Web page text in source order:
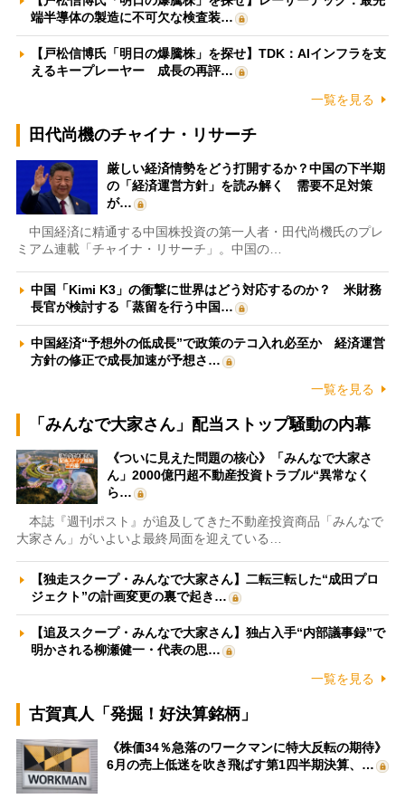
端半導体の製造に不可欠な検査装…
【戸松信博氏「明日の爆騰株」を探せ】TDK：AIインフラを支
えるキープレーヤー 成長の再評…
一覧を見る
田代尚機のチャイナ・リサーチ
厳しい経済情勢をどう打開するか？中国の下半期
の「経済運営方針」を読み解く 需要不足対策
が…
中国経済に精通する中国株投資の第一人者・田代尚機氏のプレ
ミアム連載「チャイナ・リサーチ」。中国の…
中国「Kimi K3」の衝撃に世界はどう対応するのか？ 米財務
長官が検討する「蒸留を行う中国…
中国経済“予想外の低成長”で政策のテコ入れ必至か 経済運営
方針の修正で成長加速が予想さ…
一覧を見る
「みんなで大家さん」配当ストップ騒動の内幕
《ついに見えた問題の核心》「みんなで大家さ
ん」2000億円超不動産投資トラブル“異常なく
ら…
本誌『週刊ポスト』が追及してきた不動産投資商品「みんなで
大家さん」がいよいよ最終局面を迎えている…
【独走スクープ・みんなで大家さん】二転三転した“成田プロ
ジェクト”の計画変更の裏で起き…
【追及スクープ・みんなで大家さん】独占入手“内部議事録”で
明かされる柳瀬健一・代表の思…
一覧を見る
古賀真人「発掘！好決算銘柄」
《株価34％急落のワークマンに特大反転の期待》
6月の売上低迷を吹き飛ばす第1四半期決算、…